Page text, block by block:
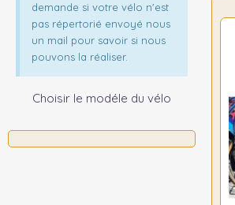
demande si votre vélo n'est
pas répertorié envoyé nous
un mail pour savoir si nous
pouvons la réaliser.
Choisir le modéle du vélo